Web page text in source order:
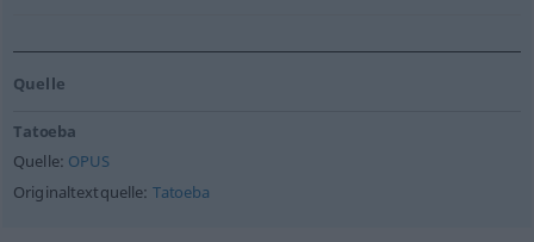
Quelle
Tatoeba
Quelle: OPUS
Originaltextquelle: Tatoeba